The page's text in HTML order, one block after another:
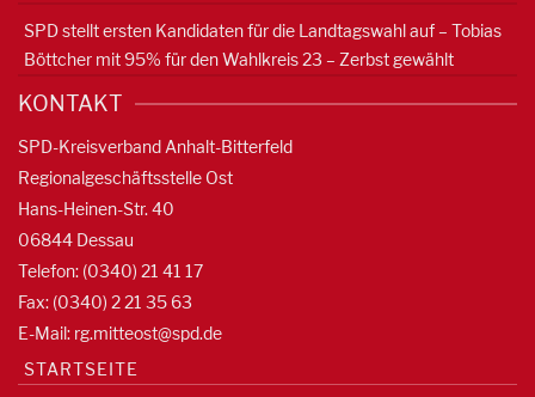
SPD stellt ersten Kandidaten für die Landtagswahl auf – Tobias
Böttcher mit 95% für den Wahlkreis 23 – Zerbst gewählt
KONTAKT
SPD-Kreisverband Anhalt-Bitterfeld
Regionalgeschäftsstelle Ost
Hans-Heinen-Str. 40
06844 Dessau
Telefon: (0340) 21 41 17
Fax: (0340) 2 21 35 63
E-Mail: rg.mitteost@spd.de
STARTSEITE